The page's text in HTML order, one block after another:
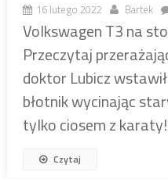
16 lutego 2022 Bartek
Volkswagen T3 na
Przeczytaj
doktor Lubicz
błotnik wycinając
tylko ciosem z karaty!
Czytaj